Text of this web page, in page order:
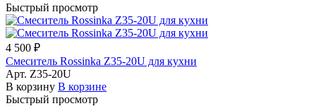
Быстрый просмотр
4 500 ₽
Смеситель Rossinka Z35-20U для кухни
Арт. Z35-20U
В корзину В корзине
Быстрый просмотр